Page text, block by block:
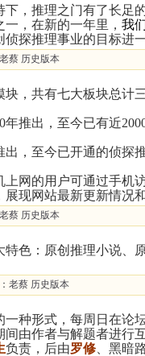
，推理之门有了长足
，在新的一年里， 我
探推理事业的目标进
老蔡 历史版本
，共有七大板块总计
推出，至今已有近
出，至今已开通的侦探
网的用户可通过手机
现网站最新更新情况和
老蔡 历史版本
色：原创推理小说、
老蔡 历史版本
种形式，每周日在论
由作者与解题者进行
负责，后由罗修 、黑暗